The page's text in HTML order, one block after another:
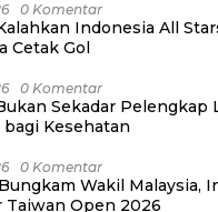
0 Komentar
Indonesia All
Cetak Gol
0 Komentar
Sekadar Pelengkap
Kesehatan
0 Komentar
Wakil Malaysia,
Taiwan Open 2026